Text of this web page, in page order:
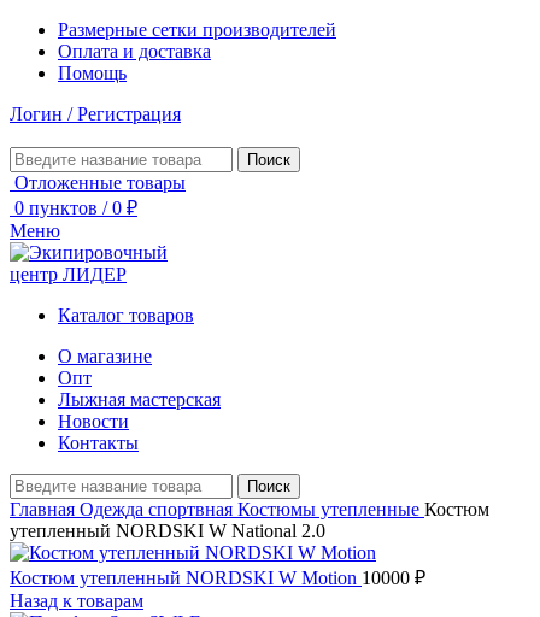
Размерные сетки производителей
Оплата и доставка
Помощь
Логин / Регистрация
Поиск
Отложенные товары
0 пунктов / 0 ₽
Меню
Каталог товаров
О магазине
Опт
Лыжная мастерская
Новости
Контакты
Поиск
Главная Одежда спортвная Костюмы утепленные Костюм
утепленный NORDSKI W National 2.0
Костюм утепленный NORDSKI W Motion 10000 ₽
Назад к товарам